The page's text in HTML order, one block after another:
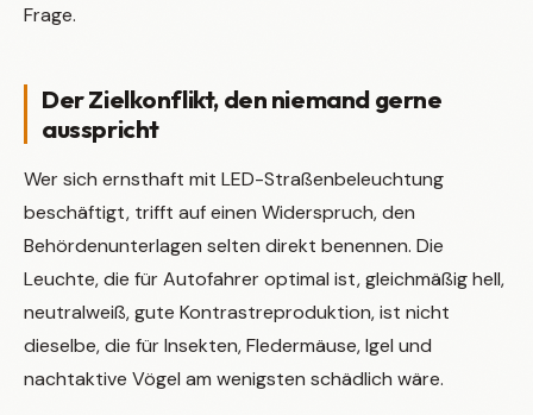
Frage.
Der Zielkonflikt, den niemand gerne
ausspricht
Wer sich ernsthaft mit LED-Straßenbeleuchtung
beschäftigt, trifft auf einen Widerspruch, den
Behördenunterlagen selten direkt benennen. Die
Leuchte, die für Autofahrer optimal ist, gleichmäßig hell,
neutralweiß, gute Kontrastreproduktion, ist nicht
dieselbe, die für Insekten, Fledermäuse, Igel und
nachtaktive Vögel am wenigsten schädlich wäre.